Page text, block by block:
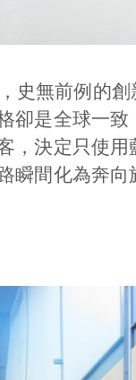
史無前例的創
是全球一致
，決定只使
瞬間化為奔